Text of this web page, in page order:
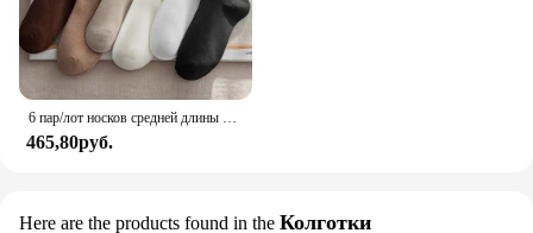
465,80руб.
Here are the products found in the Колготки